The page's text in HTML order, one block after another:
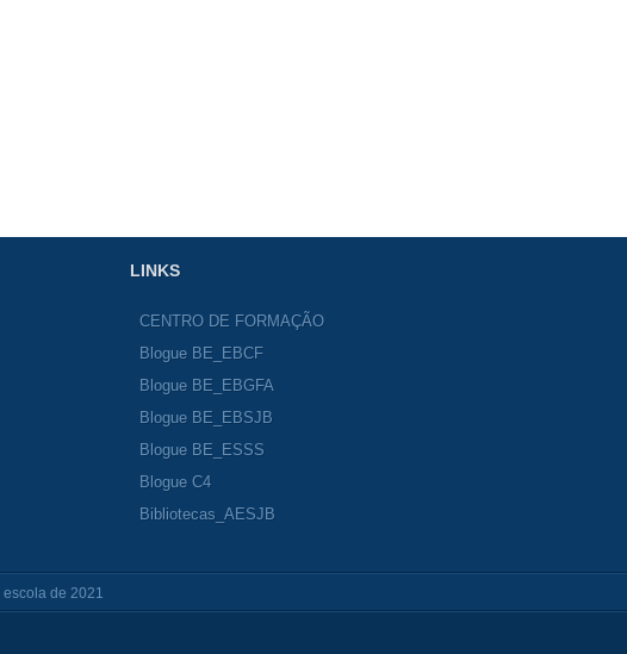
LINKS
CENTRO DE FORMAÇÃO
Blogue BE_EBCF
Blogue BE_EBGFA
Blogue BE_EBSJB
Blogue BE_ESSS
Blogue C4
Bibliotecas_AESJB
de 2021